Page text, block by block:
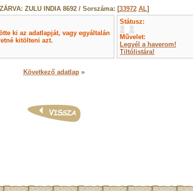
ZULU INDIA 8692 / Sorszáma: [33972 AL]
ki az adatlapját, vagy egyáltalán
kitölteni azt.
Státusz:
Művelet:
Legyél a haverom!
Tiltólistára!
Következő adatlap»